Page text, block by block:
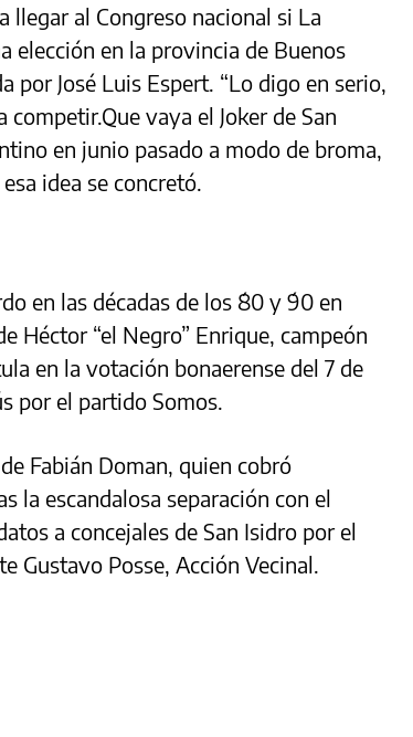
llegar al Congreso nacional si La
elección en la provincia de Buenos
por José Luis Espert. “Lo digo en serio,
vaya el Joker de San
en junio pasado a modo de broma,
idea se concretó.
en las décadas de los ´80 y ´90 en
Héctor “el Negro” Enrique, campeón
en la votación bonaerense del 7 de
por el partido Somos.
Fabián Doman, quien cobró
la escandalosa separación con el
a concejales de San Isidro por el
Gustavo Posse, Acción Vecinal.